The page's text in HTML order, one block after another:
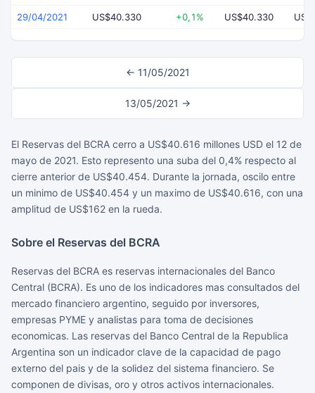
29/04/2021 US$40.330 +0,1% US$40.330
← 11/05/2021
13/05/2021 →
El Reservas del BCRA cerro a US$40.616 millones USD el 12 de
mayo de 2021. Esto represento una suba del 0,4% respecto al
cierre anterior de US$40.454. Durante la jornada, oscilo entre
un minimo de US$40.454 y un maximo de US$40.616, con una
amplitud de US$162 en la rueda.
Sobre el Reservas del BCRA
Reservas del BCRA es reservas internacionales del Banco
Central (BCRA). Es uno de los indicadores mas consultados del
mercado financiero argentino, seguido por inversores,
empresas PYME y analistas para toma de decisiones
economicas. Las reservas del Banco Central de la Republica
Argentina son un indicador clave de la capacidad de pago
externo del pais y de la solidez del sistema financiero. Se
componen de divisas, oro y otros activos internacionales.